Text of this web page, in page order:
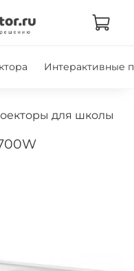
Интерактивные
для школы